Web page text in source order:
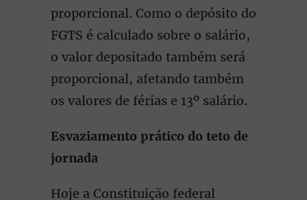
proporcional. Como o depósito do
FGTS é calculado sobre o salário,
o valor depositado também será
proporcional, afetando também
os valores de férias e 13º salário.
Esvaziamento prático do teto de
jornada
Hoje a Constituição federal